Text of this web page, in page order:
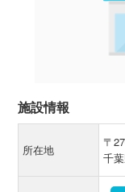
施設情報
所在地
〒
千